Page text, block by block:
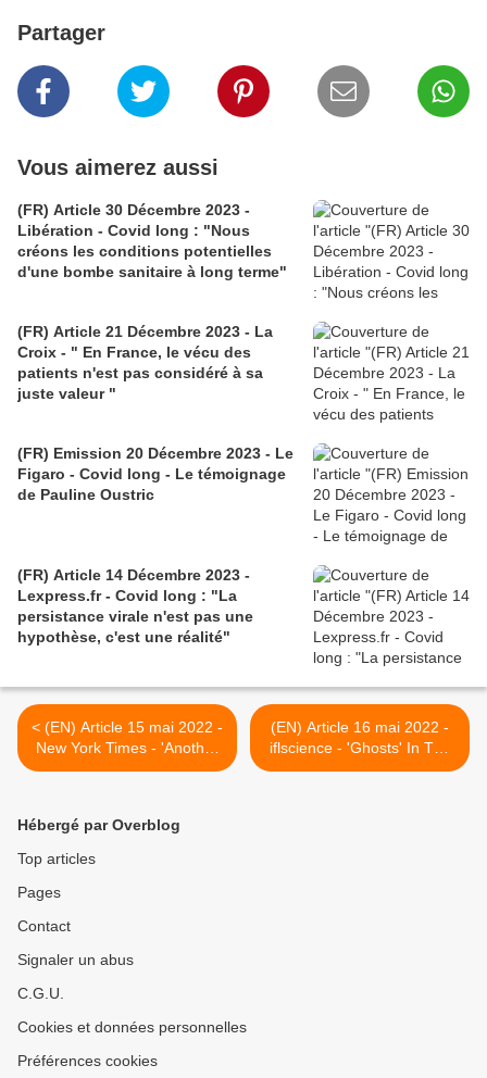
Partager
Vous aimerez aussi
(FR) Article 30 Décembre 2023 -
Libération - Covid long : "Nous
créons les conditions potentielles
d'une bombe sanitaire à long terme"
(FR) Article 21 Décembre 2023 - La
Croix - " En France, le vécu des
patients n'est pas considéré à sa
juste valeur "
(FR) Emission 20 Décembre 2023 - Le
Figaro - Covid long - Le témoignage
de Pauline Oustric
(FR) Article 14 Décembre 2023 -
Lexpress.fr - Covid long : "La
persistance virale n'est pas une
hypothèse, c'est une réalité"
< (EN) Article 15 mai 2022 -
New York Times - 'Another
Unequal Burden': Working
(EN) Article 16 mai 2022 -
iflscience - 'Ghosts' In The
Gut May Be Behind Long
Hébergé par Overblog
Top articles
Pages
Contact
Signaler un abus
C.G.U.
Cookies et données personnelles
Préférences cookies